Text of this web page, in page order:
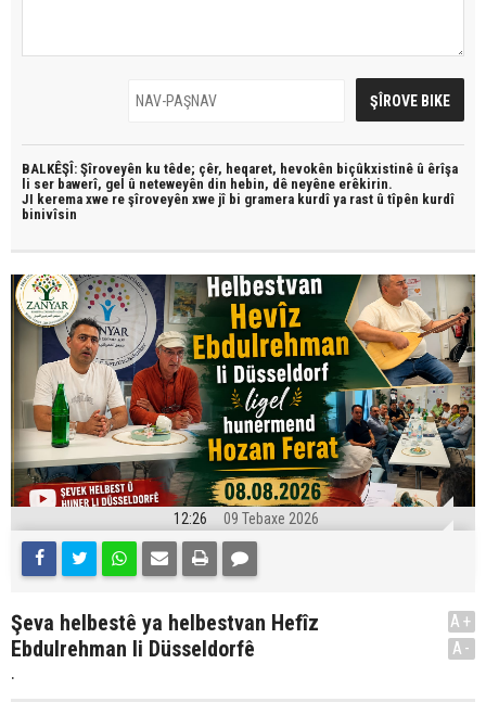
BALKÊŞÎ: Şîroveyên ku têde; çêr, heqaret, hevokên biçûkxistinê û êrîşa
li ser bawerî, gel û neteweyên din hebin, dê neyêne erêkirin.
JI kerema xwe re şîroveyên xwe jî bi gramera kurdî ya rast û tîpên kurdî
binivîsin
12:26 09 Tebaxe 2026
Şeva helbestê ya helbestvan Hefîz
Ebdulrehman li Düsseldorfê
.
A+
A-